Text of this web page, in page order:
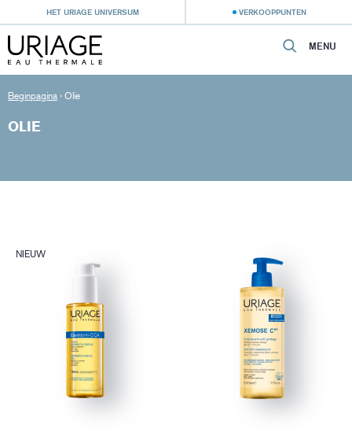
HET URIAGE UNIVERSUM VERKOOPPUNTEN
MENU
Beginpagina › Olie
OLIE
NIEUW